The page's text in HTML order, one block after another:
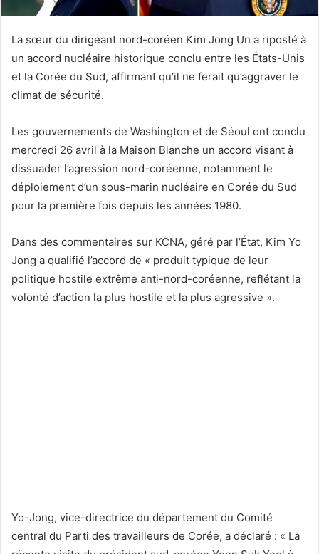
La sœur du dirigeant nord-coréen Kim Jong Un a riposté à
un accord nucléaire historique conclu entre les États-Unis
et la Corée du Sud, affirmant qu’il ne ferait qu’aggraver le
climat de sécurité.
Les gouvernements de Washington et de Séoul ont conclu
mercredi 26 avril à la Maison Blanche un accord visant à
dissuader l’agression nord-coréenne, notamment le
déploiement d’un sous-marin nucléaire en Corée du Sud
pour la première fois depuis les années 1980.
Dans des commentaires sur KCNA, géré par l’État, Kim Yo
Jong a qualifié l’accord de « produit typique de leur
politique hostile extrême anti-nord-coréenne, reflétant la
volonté d’action la plus hostile et la plus agressive ».
Yo-Jong, vice-directrice du département du Comité
central du Parti des travailleurs de Corée, a déclaré : « La